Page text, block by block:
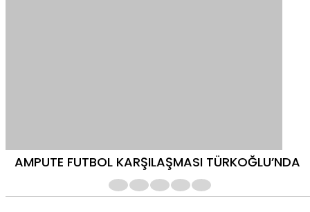
AMPUTE FUTBOL KARŞILAŞMASI TÜRKOĞLU’NDA